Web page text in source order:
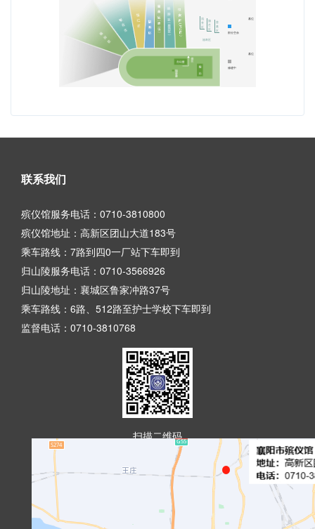
福寿区
流
芳
区
旗
艺
区
普
墓
区
墓位
部分空余
墓位
修建中
联系我们
殡仪馆服务电话：0710-3810800
殡仪馆地址：高新区团山大道183号
乘车路线：7路到四0一厂站下车即到
归山陵服务电话：0710-3566926
归山陵地址：襄城区鲁家冲路37号
乘车路线：6路、512路至护士学校下车即到
监督电话：0710-3810768
扫描二维码
襄阳殡仪馆微信平台